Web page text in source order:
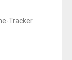
Tracker